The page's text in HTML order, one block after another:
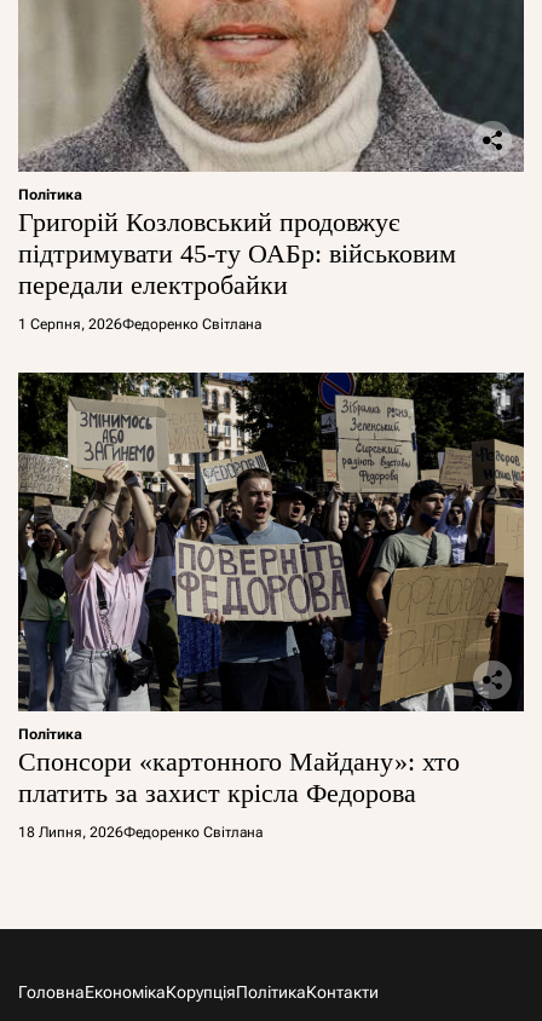
Політика
Григорій Козловський продовжує
підтримувати 45-ту ОАБр: військовим
передали електробайки
1 Серпня, 2026Федоренко Світлана
Політика
Спонсори «картонного Майдану»: хто
платить за захист крісла Федорова
18 Липня, 2026Федоренко Світлана
ГоловнаЕкономікаКорупціяПолітикаКонтакти